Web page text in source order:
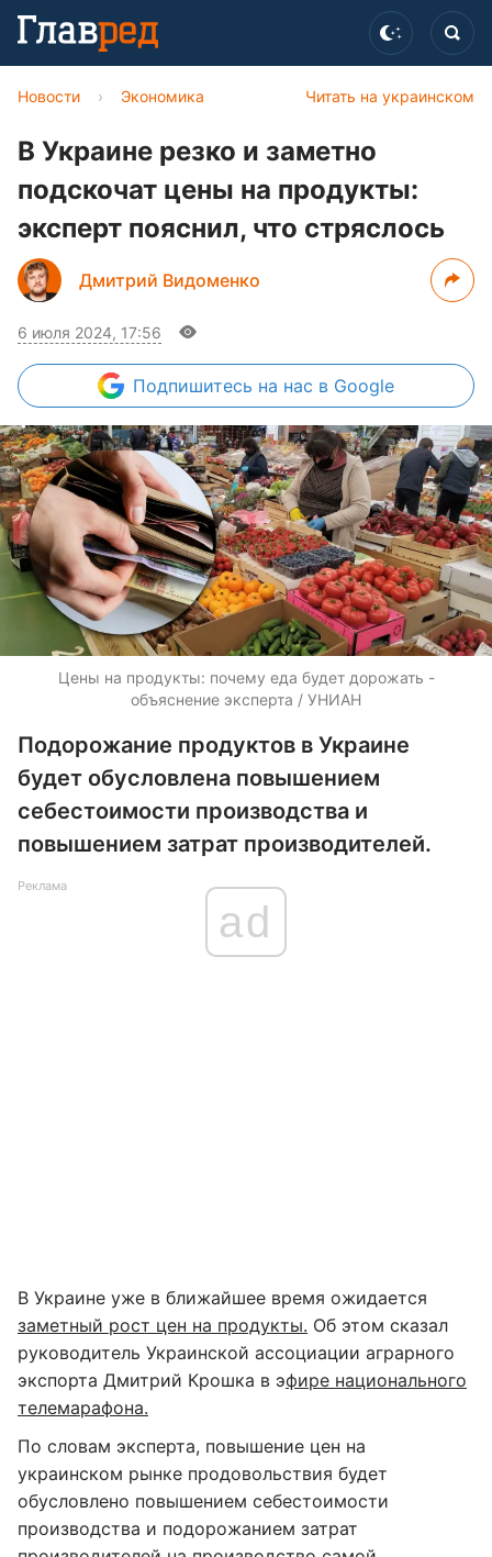
Читать на украинском
Новости › Экономика
В Украине резко и заметно
подскочат цены на продукты:
эксперт пояснил, что стряслось
Дмитрий Видоменко
6 июля 2024, 17:56
Подпишитесь на нас в Google
Цены на продукты: почему еда будет дорожать -
объяснение эксперта / УНИАН
Подорожание продуктов в Украине
будет обусловлена повышением
себестоимости производства и
повышением затрат производителей.
Реклама
ad
В Украине уже в ближайшее время ожидается
заметный рост цен на продукты. Об этом сказал
руководитель Украинской ассоциации аграрного
экспорта Дмитрий Крошка в эфире национального
телемарафона.
По словам эксперта, повышение цен на
украинском рынке продовольствия будет
обусловлено повышением себестоимости
производства и подорожанием затрат